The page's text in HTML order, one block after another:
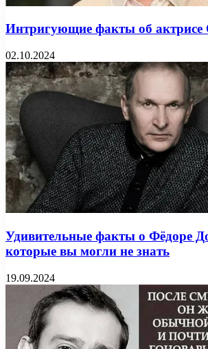
Интригующие факты об актрисе
02.10.2024
Удивительные факты о Фёдоре
которые вы могли не знать
19.09.2024